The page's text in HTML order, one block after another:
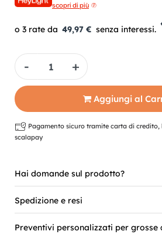
scopri di più
49,97 €
Quantità
Aggiungi al
Pagamento sicuro tramite carta di
scalapay
Hai domande sul prodotto?
Spedizione e resi
Preventivi personalizzati per grosse